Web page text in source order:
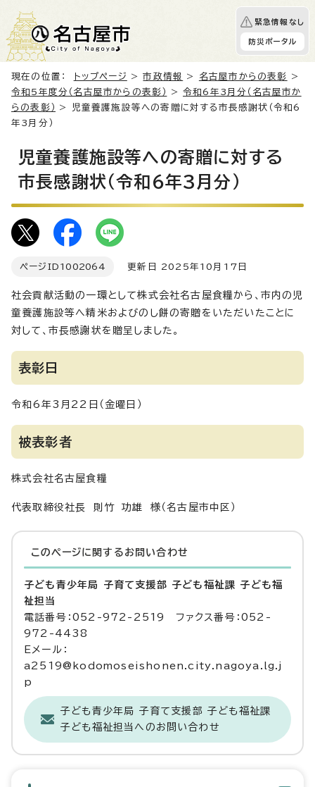
緊急情報なし
防災ポータル
現在の位置： トップページ >市政情報 > 名古屋市からの表彰
>
令和5年度分（名古屋市からの表彰）
>令和6年3月分（名古屋市か
らの表彰）
> 児童養護施設等への寄贈に対する市長感謝状（令和6
年3月分）
児童養護施設等への寄贈に対する
市長感謝状（令和6年3月分）
ページID 1002064 更新日 2025年10月17日
社会貢献活動の一環として株式会社名古屋食糧から、市内の児
童養護施設等へ精米およびのし餅の寄贈をいただいたことに
対して、市長感謝状を贈呈しました。
表彰日
令和6年3月22日（金曜日）
被表彰者
株式会社名古屋食糧
代表取締役社長 則竹 功雄 様（名古屋市中区）
このページに関する お問い合わせ
子ども青少年局 子育て支援部 子ども福祉課 子ども福
祉担当
電話番号：052-972-2519 ファクス番号：052-
972-4438
Eメール：
a2519@kodomoseishonen.city.nagoya.lg.j
p
子ども青少年局 子育て支援部 子ども福祉課
子ども福祉担当へのお問い合わせ